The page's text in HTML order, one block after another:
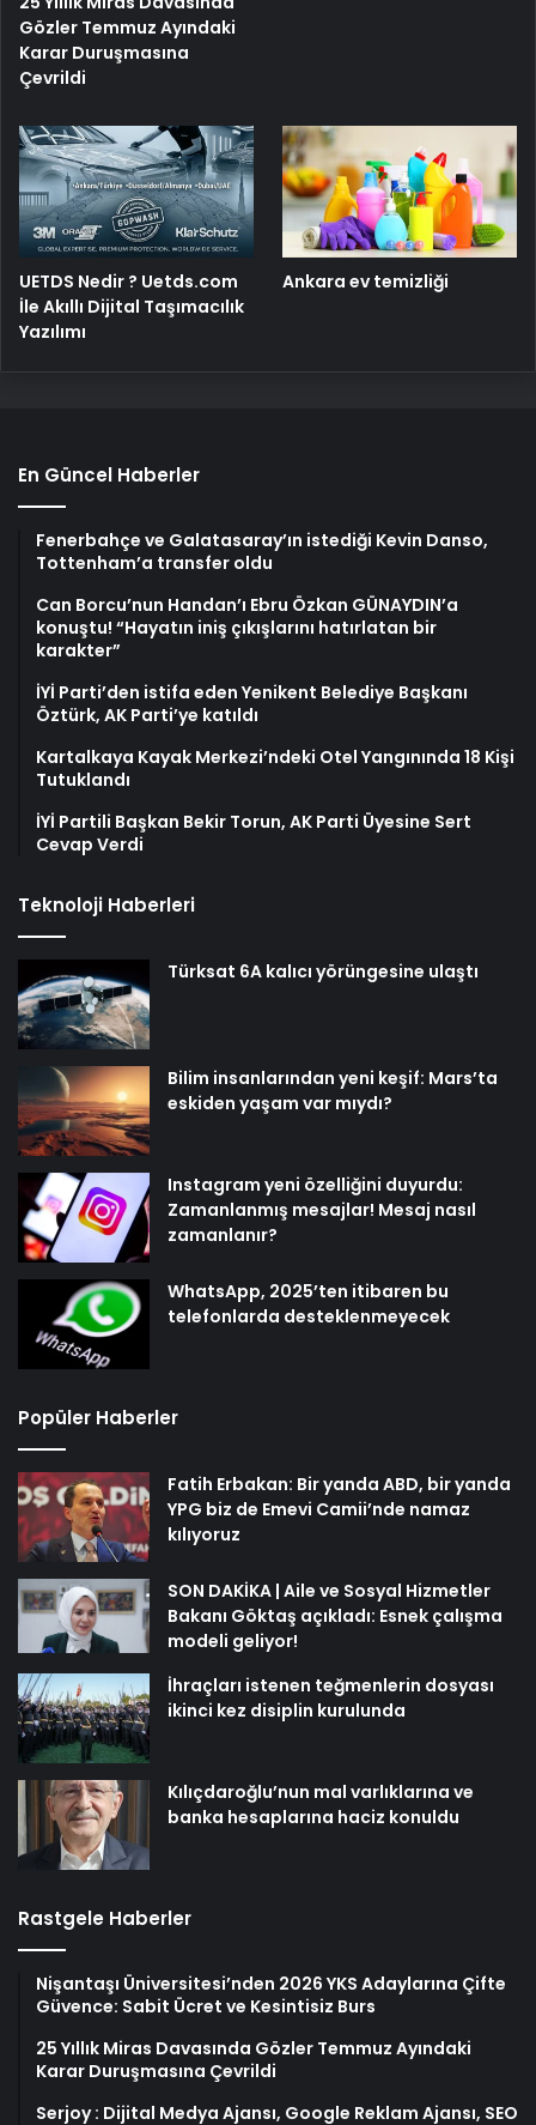
Gözler Temmuz Ayındaki
Karar Duruşmasına
Çevrildi
UETDS Nedir ? Uetds.com
İle Akıllı Dijital Taşımacılık
Yazılımı
Ankara ev temizliği
En Güncel Haberler
Fenerbahçe ve Galatasaray’ın istediği Kevin Danso,
Tottenham’a transfer oldu
Can Borcu’nun Handan’ı Ebru Özkan GÜNAYDIN’a
konuştu! “Hayatın iniş çıkışlarını hatırlatan bir
karakter”
İYİ Parti’den istifa eden Yenikent Belediye Başkanı
Öztürk, AK Parti’ye katıldı
Kartalkaya Kayak Merkezi’ndeki Otel Yangınında 18 Kişi
Tutuklandı
İYİ Partili Başkan Bekir Torun, AK Parti Üyesine Sert
Cevap Verdi
Teknoloji Haberleri
Türksat 6A kalıcı yörüngesine ulaştı
Bilim insanlarından yeni keşif: Mars’ta
eskiden yaşam var mıydı?
Instagram yeni özelliğini duyurdu:
Zamanlanmış mesajlar! Mesaj nasıl
zamanlanır?
WhatsApp, 2025’ten itibaren bu
telefonlarda desteklenmeyecek
Popüler Haberler
Fatih Erbakan: Bir yanda ABD, bir yanda
YPG biz de Emevi Camii’nde namaz
kılıyoruz
SON DAKİKA | Aile ve Sosyal Hizmetler
Bakanı Göktaş açıkladı: Esnek çalışma
modeli geliyor!
İhraçları istenen teğmenlerin dosyası
ikinci kez disiplin kurulunda
Kılıçdaroğlu’nun mal varlıklarına ve
banka hesaplarına haciz konuldu
Rastgele Haberler
Nişantaşı Üniversitesi’nden 2026 YKS Adaylarına Çifte
Güvence: Sabit Ücret ve Kesintisiz Burs
25 Yıllık Miras Davasında Gözler Temmuz Ayındaki
Karar Duruşmasına Çevrildi
Serjoy : Dijital Medya Ajansı, Google Reklam Ajansı, SEO